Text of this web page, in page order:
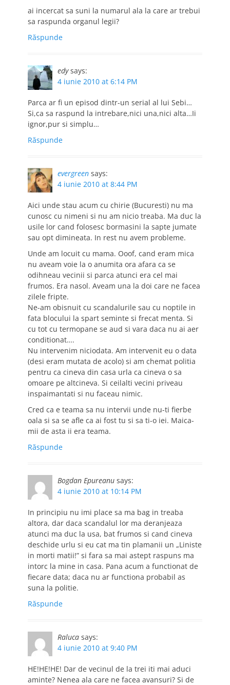
ai incercat sa suni la numarul ala la care ar trebui
sa raspunda organul legii?
Răspunde
edy says:
4 iunie 2010 at 6:14 PM
Parca ar fi un episod dintr-un serial al lui Sebi…
Si,ca sa raspund la intrebare,nici una,nici alta…Ii
ignor,pur si simplu…
Răspunde
evergreen says:
4 iunie 2010 at 8:44 PM
Aici unde stau acum cu chirie (Bucuresti) nu ma
cunosc cu nimeni si nu am nicio treaba. Ma duc la
usile lor cand folosesc bormasini la sapte jumate
sau opt dimineata. In rest nu avem probleme.
Unde am locuit cu mama. Ooof, cand eram mica
nu aveam voie la o anumita ora afara ca se
odihneau vecinii si parca atunci era cel mai
frumos. Era nasol. Aveam una la doi care ne facea
zilele fripte.
Ne-am obisnuit cu scandalurile sau cu noptile in
fata blocului la spart seminte si frecat menta. Si
cu tot cu termopane se aud si vara daca nu ai aer
conditionat….
Nu intervenim niciodata. Am intervenit eu o data
(desi eram mutata de acolo) si am chemat politia
pentru ca cineva din casa urla ca cineva o sa
omoare pe altcineva. Si ceilalti vecini priveau
inspaimantati si nu faceau nimic.
Cred ca e teama sa nu intervii unde nu-ti fierbe
oala si sa se afle ca ai fost tu si sa ti-o iei. Maica-
mii de asta ii era teama.
Răspunde
Bogdan Epureanu says:
4 iunie 2010 at 10:14 PM
In principiu nu imi place sa ma bag in treaba
altora, dar daca scandalul lor ma deranjeaza
atunci ma duc la usa, bat frumos si cand cineva
deschide urlu si eu cat ma tin plamanii un „Liniste
in morti matii!” si fara sa mai astept raspuns ma
intorc la mine in casa. Pana acum a functionat de
fiecare data; daca nu ar functiona probabil as
suna la politie.
Răspunde
Raluca says:
4 iunie 2010 at 9:40 PM
HE!HE!HE! Dar de vecinul de la trei iti mai aduci
aminte? Nenea ala care ne facea avansuri? Si de